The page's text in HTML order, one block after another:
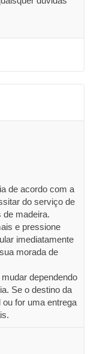
de acordo com a
do serviço de
de madeira.
e pressione
imediatamente
morada de
dependendo
Se o destino da
ou for uma entrega